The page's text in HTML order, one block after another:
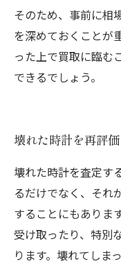
そのため、事前に相
を深めておくことが
った上で買取に臨む
できるでしょう。
壊れた時計を再評
壊れた時計を査定す
るだけでなく、それ
することにもありま
受け取ったり、特別
ります。壊れてしま